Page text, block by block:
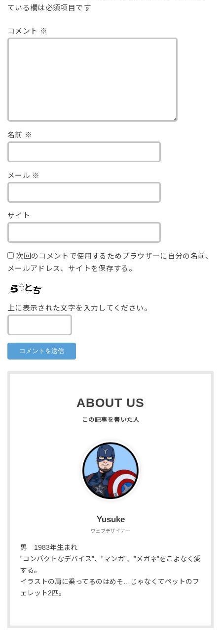
ている欄は必須項目です
コメント ※
名前 ※
メール ※
サイト
次回のコメントで使用するためブラウザーに自分の名前、
メールアドレス、サイトを保存する。
上に表示された文字を入力してください。
ABOUT US
Yusuke
ウェブデザイナー
男 1983年生まれ
”コンパクトなデバイス”、”マンガ”、”メガネ”をこよなく愛
する。
イラストの肩に乗ってるのはめそ…じゃなくてペットのフ
ェレット2匹。